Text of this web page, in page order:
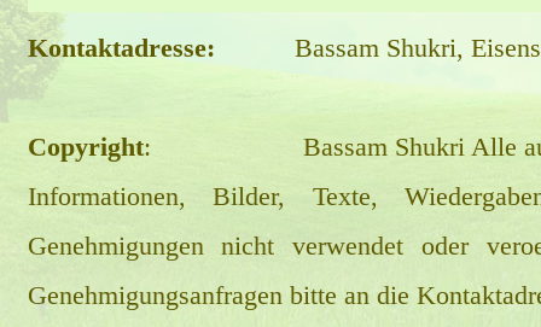
Kontaktadresse: Bassam Shukri,
Copyright: Bassam Shukri Alle auf
Informationen, Bilder, Texte,
Genehmigungen nicht verwendet oder
Genehmigungsanfragen bitte an die